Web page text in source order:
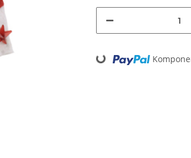
Loading...